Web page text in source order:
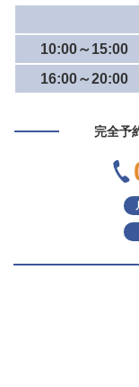
10:00～15:00
16:00～20:00
完全予